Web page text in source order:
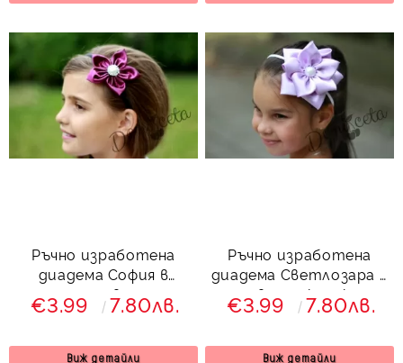
Ръчно изработена
диадема София в
лилаво
€3.99 7.80лв.
Виж детайли
Ръчно изработена
диадема Светлозара в
лилаво от колекция
Лилавина
€3.99 7.80лв.
Виж детайли